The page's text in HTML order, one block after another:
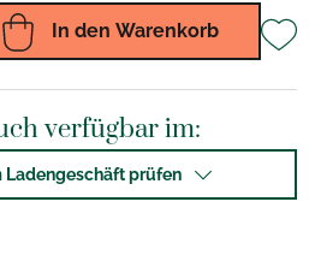
In den Warenkorb
verfügbar im:
prüfen